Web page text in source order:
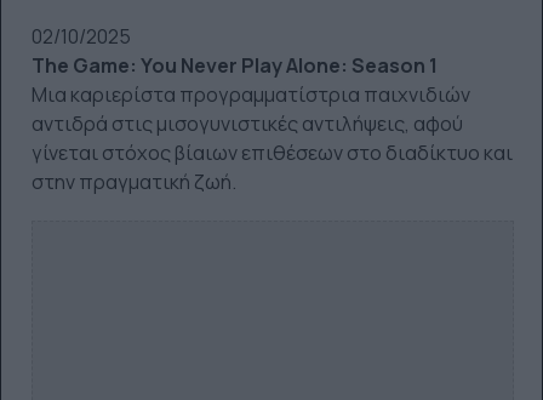
02/10/2025
The Game: You Never Play Alone: Season 1
Μια καριερίστα προγραμματίστρια παιχνιδιών
αντιδρά στις μισογυνιστικές αντιλήψεις, αφού
γίνεται στόχος βίαιων επιθέσεων στο διαδίκτυο και
στην πραγματική ζωή.